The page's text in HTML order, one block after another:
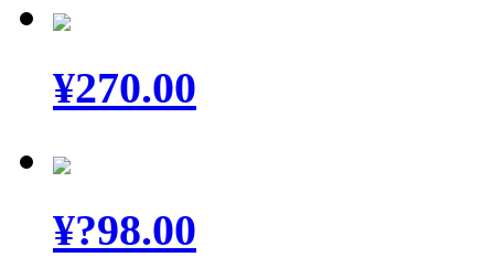
¥270.00
¥?98.00